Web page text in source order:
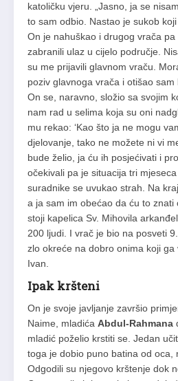
katoličku vjeru. „Jasno, ja se
to sam odbio. Nastao je sukob
On je nahuškao i drugog vrača
zabranili ulaz u cijelo područje.
su me prijavili glavnom vraču.
poziv glavnoga vrača i otišao sam
On se, naravno, složio sa svojim
nam rad u selima koja su oni
mu rekao: ‘Kao što ja ne mogu
djelovanje, tako ne možete ni vi
bude želio, ja ću ih posjećivati i
očekivali pa je situacija tri
suradnike se uvukao strah. Na
a ja sam im obećao da ću to znati
stoji kapelica Sv. Mihovila
200 ljudi. I vrač je bio na posveti
zlo okreće na dobro onima koji ga
Ivan.
Ipak kršteni
On je svoje javljanje završio
Naime, mladića Abdul-Rahmana
mladić poželio krstiti se. Jedan
toga je dobio puno batina od oca,
Odgodili su njegovo krštenje dok